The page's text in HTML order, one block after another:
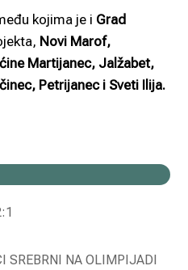
kojima je i Grad
Novi Marof,
Martijanec, Jalžabet,
Petrijanec i Sveti Ilija.
SREBRNI NA OLIMPIJADI